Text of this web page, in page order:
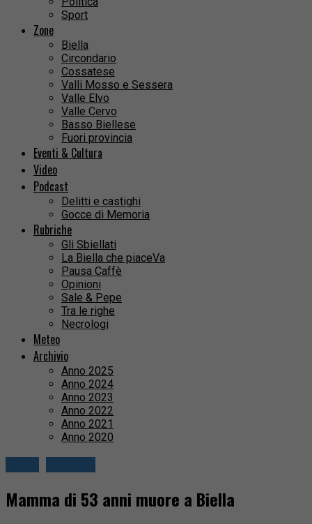
Sport
Zone
Biella
Circondario
Cossatese
Valli Mosso e Sessera
Valle Elvo
Valle Cervo
Basso Biellese
Fuori provincia
Eventi & Cultura
Video
Podcast
Delitti e castighi
Gocce di Memoria
Rubriche
Gli Sbiellati
La Biella che piaceVa
Pausa Caffè
Opinioni
Sale & Pepe
Tra le righe
Necrologi
Meteo
Archivio
Anno 2025
Anno 2024
Anno 2023
Anno 2022
Anno 2021
Anno 2020
Mamma di 53 anni muore a Biella